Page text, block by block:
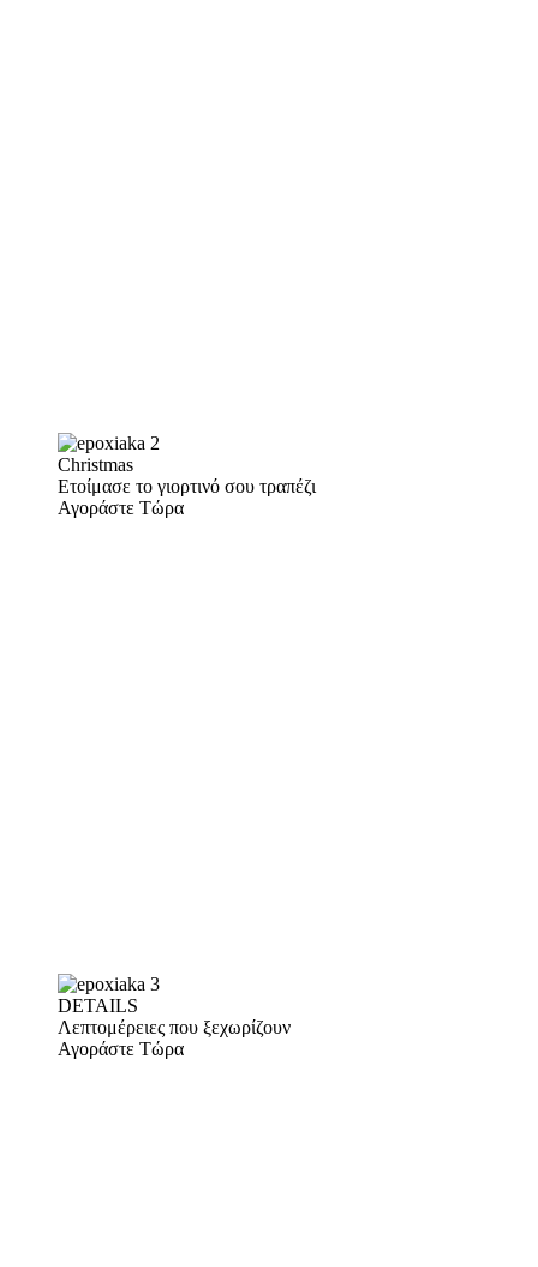
Christmas
Ετοίμασε το γιορτινό σου τραπέζι
Αγοράστε Τώρα
DETAILS
Λεπτομέρειες που ξεχωρίζουν
Αγοράστε Τώρα